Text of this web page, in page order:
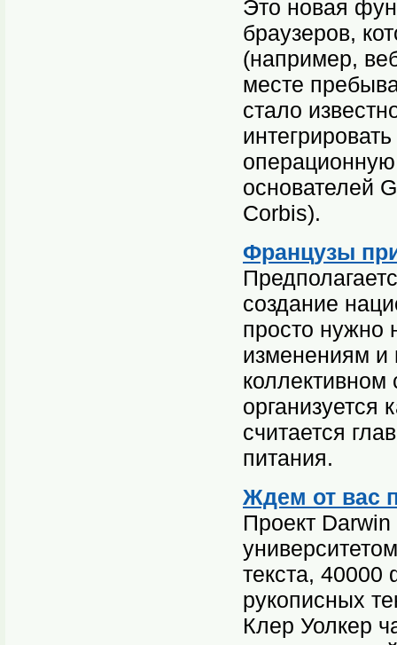
Это новая
браузеров,
(например,
месте
стало
основателей
Corbis).
Французы
создание
просто нужно
изменениям и
организуется
считается
питания.
Ждем от вас
Проект
текста,
рукописных
Клер Уолкер